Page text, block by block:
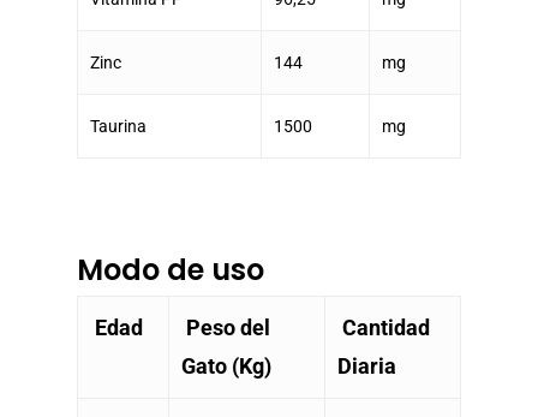
Zinc 144 mg
Taurina 1500 mg
Modo de uso
Edad
Peso del
Gato (Kg)
Cantidad
Diaria